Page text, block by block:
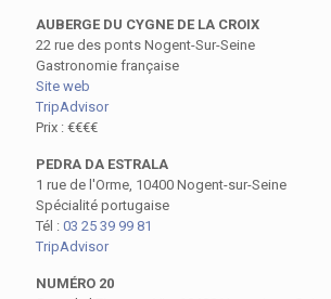
AUBERGE DU CYGNE DE LA CROIX
22 rue des ponts Nogent-Sur-Seine
Gastronomie française
Site web
TripAdvisor
Prix : €€€€
PEDRA DA ESTRALA
1 rue de l'Orme, 10400 Nogent-sur-Seine
Spécialité portugaise
Tél : 03 25 39 99 81
TripAdvisor
NUMÉRO 20